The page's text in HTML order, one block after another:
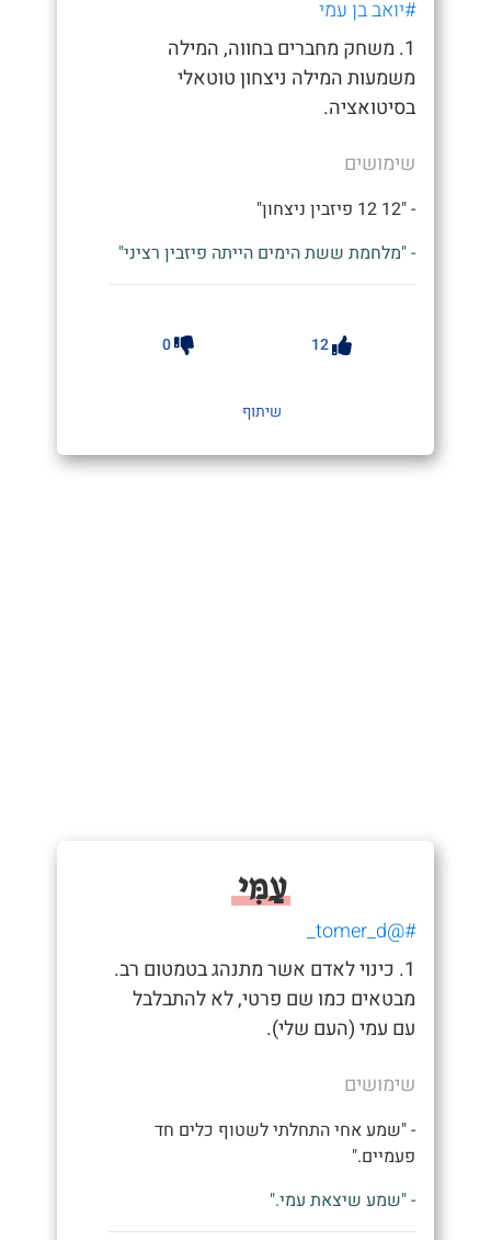
#יואב בן עמי
1. משחק מחברים בחווה, המילה
משמעות המילה ניצחון טוטאלי
בסיטואציה.
שימושים
- "12 12 פיזבין ניצחון"
- "מלחמת ששת הימים הייתה פיזבין רציני"
12
0
שיתוף
עַמִּי
#@tomer_d_
1. כינוי לאדם אשר מתנהג בטמטום רב.
מבטאים כמו שם פרטי, לא להתבלבל
עם עמי (העם שלי).
שימושים
- "שמע אחי התחלתי לשטוף כלים חד
פעמיים."
- "שמע שיצאת עמי."